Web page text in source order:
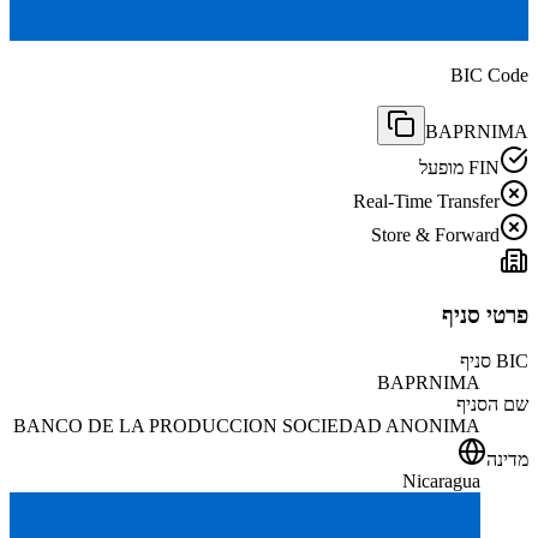
BIC Code
BAPRNIMA
FIN מופעל
Real-Time Transfer
Store & Forward
פרטי סניף
BIC סניף
BAPRNIMA
שם הסניף
BANCO DE LA PRODUCCION SOCIEDAD ANONIMA
מדינה
Nicaragua